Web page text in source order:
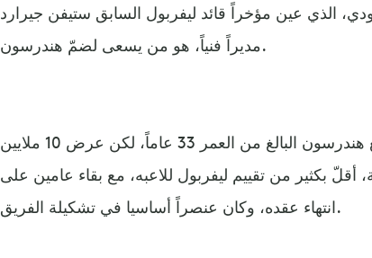
الذي عين مؤخراً قائد ليفربول السابق ستيفن جيرارد
مديراً فنياً، هو من يسعى لضمّ هندرسون.
ولم يحدد ليفربول السعر المطلوب لبيع هندرسون البالغ من العمر 33 عاماً، لكن عرض 10 ملايين
بكثير من تقييم ليفربول للاعبه، مع بقاء عامين على
انتهاء عقده، وكان عنصراً أساسيا في تشكيلة الفريق.